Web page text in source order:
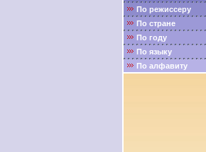
По режиссеру
По стране
По году
По языку
По алфавиту